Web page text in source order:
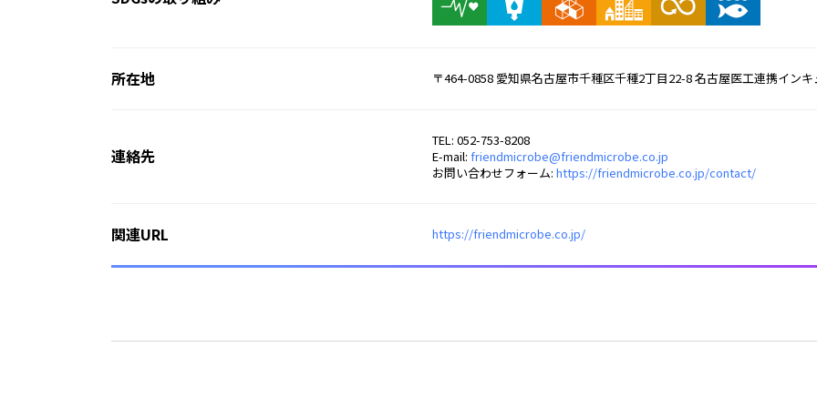
所在地 〒464-0858 愛知県名古屋市千種区千種2丁目22-8 名古屋医工連携イン
連絡先
TEL: 052-753-8208
E-mail: friendmicrobe@friendmicrobe.co.jp
お問い合わせフォーム: https://friendmicrobe.co.jp/contact/
関連URL https://friendmicrobe.co.jp/